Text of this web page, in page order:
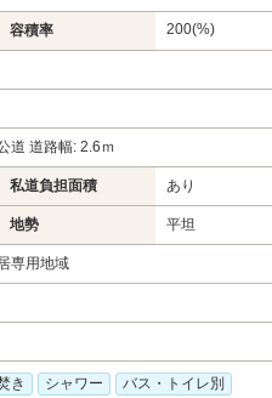
容積率 200(%)
道 道路幅: 2.6ｍ
私道負担面積 あり
地勢 平坦
専用地域
き シャワー
バス・トイレ別